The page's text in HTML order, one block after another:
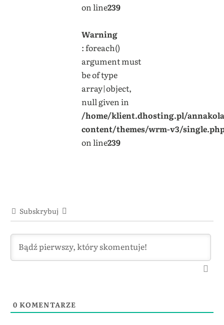
on line239
Warning
: foreach()
argument must
be of type
array|object,
null given in
/home/klient.dhosting.pl/
content/themes/wrm-v3/
on line239
Subskrybuj
0 KOMENTARZE